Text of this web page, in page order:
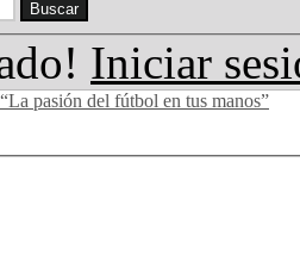
Iniciar
pasión del fútbol en tus manos”